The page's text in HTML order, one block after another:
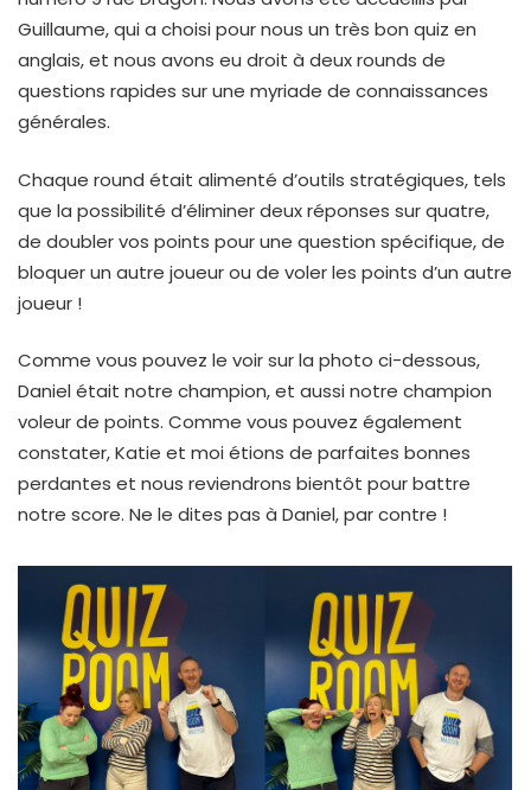
Guillaume, qui a choisi pour nous un très bon quiz en
anglais, et nous avons eu droit à deux rounds de
questions rapides sur une myriade de connaissances
générales.
Chaque round était alimenté d’outils stratégiques, tels
que la possibilité d’éliminer deux réponses sur quatre,
de doubler vos points pour une question spécifique, de
bloquer un autre joueur ou de voler les points d’un autre
joueur !
Comme vous pouvez le voir sur la photo ci-dessous,
Daniel était notre champion, et aussi notre champion
voleur de points. Comme vous pouvez également
constater, Katie et moi étions de parfaites bonnes
perdantes et nous reviendrons bientôt pour battre
notre score. Ne le dites pas à Daniel, par contre !